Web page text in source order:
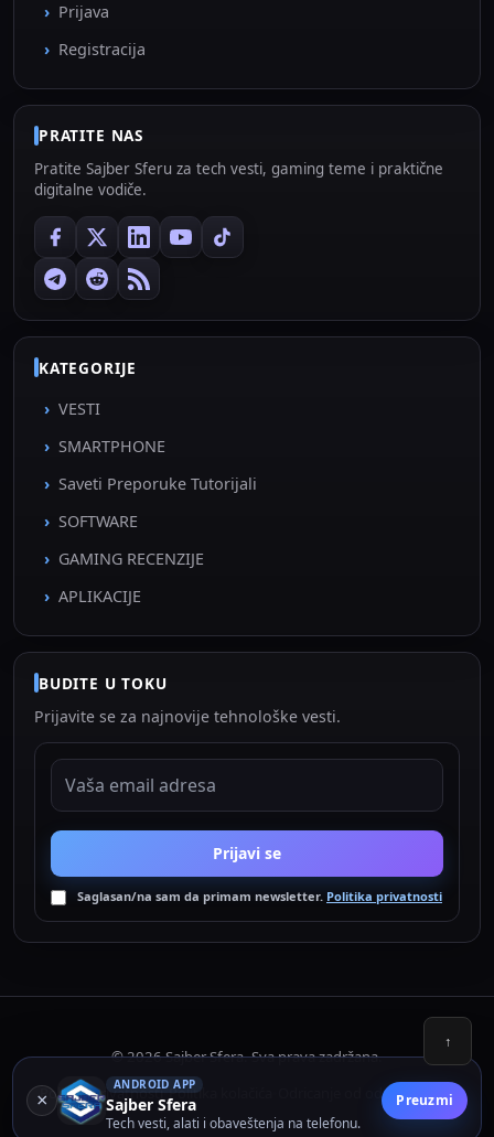
Prijava
Registracija
PRATITE NAS
Pratite Sajber Sferu za tech vesti, gaming teme i praktične
digitalne vodiče.
KATEGORIJE
VESTI
SMARTPHONE
Saveti Preporuke Tutorijali
SOFTWARE
GAMING RECENZIJE
APLIKACIJE
BUDITE U TOKU
Prijavite se za najnovije tehnološke vesti.
EMAIL ADRESA
Prijavi se
Saglasan/na sam da primam newsletter. Politika privatnosti
© 2026 Sajber Sfera. Sva prava zadržana.
Politika privatnosti•Politika kolačića Odricanje od odgovornosti
×
ANDROID APP
Sajber Sfera
Tech vesti, alati i obaveštenja na telefonu.
Preuzmi
↑